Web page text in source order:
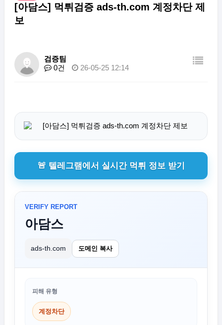
[아담스] 먹튀검증 ads-th.com 계정차단 제
보
검증팀
0건
26-05-25 12:14
🚨 텔레그램에서 실시간 먹튀 정보 받기
VERIFY REPORT
아담스
ads-th.com 도메인 복사
피해 유형
계정차단